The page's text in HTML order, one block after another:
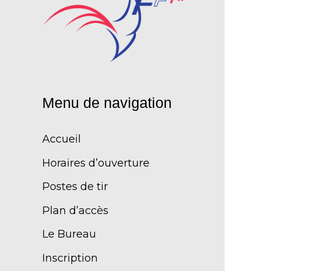
Menu de navigation
Accueil
Horaires d’ouverture
Postes de tir
Plan d’accès
Le Bureau
Inscription